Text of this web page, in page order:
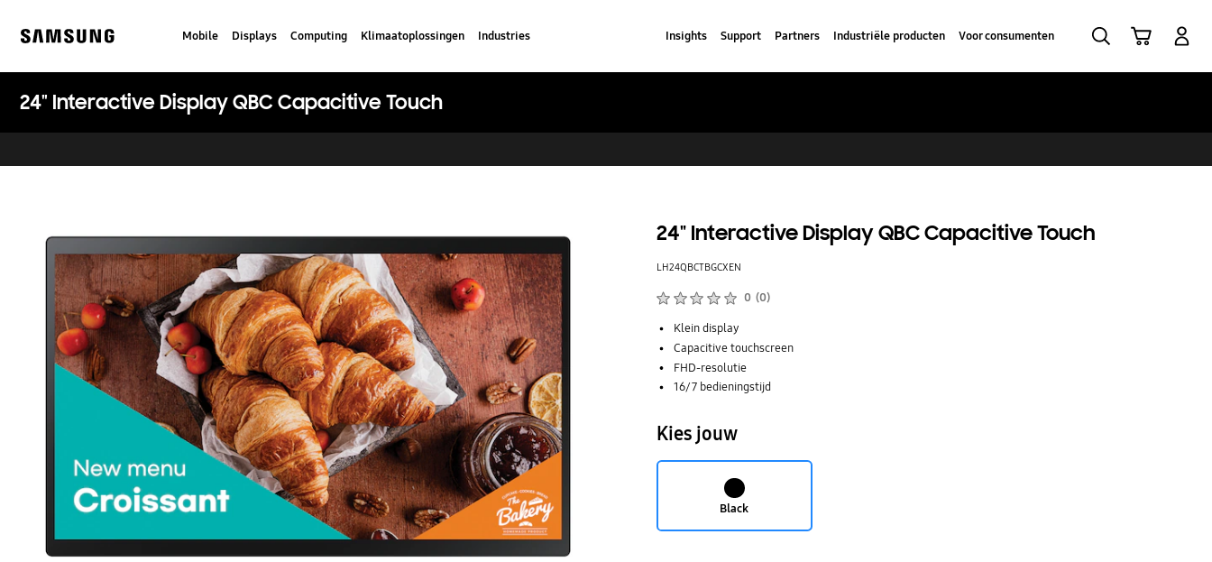
content
Mobile Displays Computing Klimaatoplossingen Industries Insights Support Partners Industriële producten Voor consumenten
24" Interactive Display QBC Capacitive Touch
24" Interactive Display QBC Capacitive Touch
LH24QBCTBGCXEN
0 (0)
Klein display
Capacitive touchscreen
FHD-resolutie
16/7 bedieningstijd
Kies jouw
Black